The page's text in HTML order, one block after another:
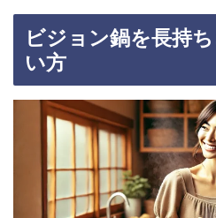
ビジョン鍋を長持
い方